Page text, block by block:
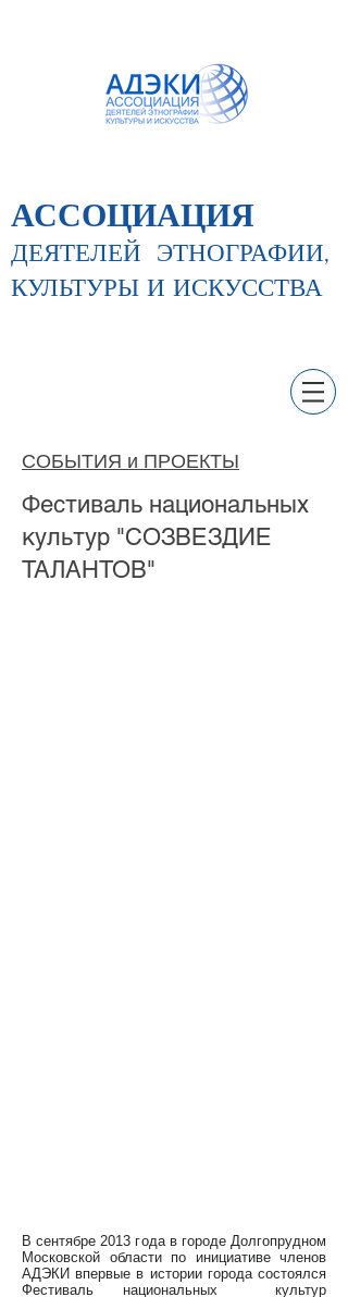
АССОЦИАЦИЯ
ДЕЯТЕЛЕЙ ЭТНОГРАФИИ,
КУЛЬТУРЫ И ИСКУССТВА
СОБЫТИЯ и ПРОЕКТЫ
Фестиваль национальных
культур "СОЗВЕЗДИЕ
ТАЛАНТОВ"
В сентябре 2013 года в городе Долгопрудном
Московской области по инициативе членов
АДЭКИ впервые в истории города состоялся
Фестиваль национальных культур